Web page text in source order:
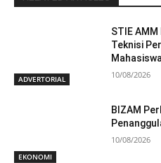
ADVERTORIAL
STIE
Teknisi
10/08/2026
EKONOMI
BIZAM
10/08/2026